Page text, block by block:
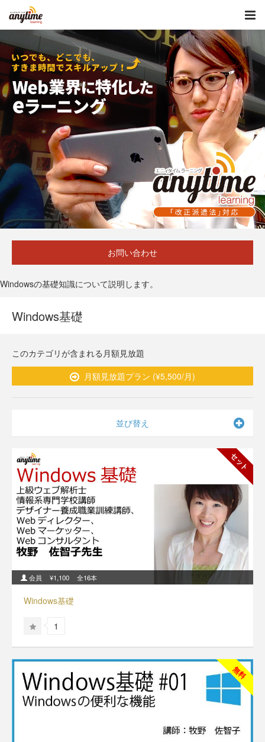
お問い合わせ
Windowsの基礎知識について説明します。
Windows基礎
このカテゴリが含まれる月額見放題
月額見放題プラン (¥5,500/月)
並び替え
セット
会員 ¥1,100 全16本
Windows基礎
1
無料